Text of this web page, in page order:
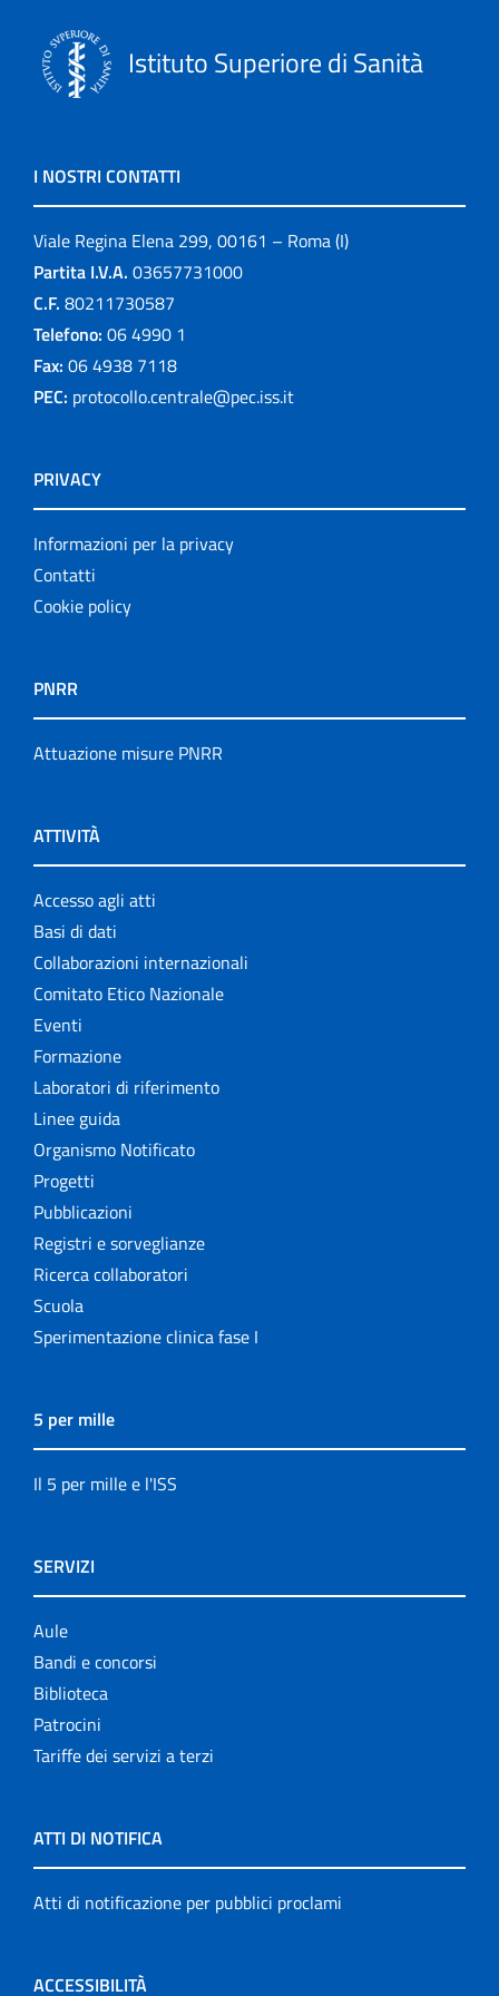
Istituto Superiore di Sanità
I NOSTRI CONTATTI
Viale Regina Elena 299, 00161 – Roma (I)
Partita I.V.A. 03657731000
C.F. 80211730587
Telefono: 06 4990 1
Fax: 06 4938 7118
PEC: protocollo.centrale@pec.iss.it
PRIVACY
Informazioni per la privacy
Contatti
Cookie policy
PNRR
Attuazione misure PNRR
ATTIVITÀ
Accesso agli atti
Basi di dati
Collaborazioni internazionali
Comitato Etico Nazionale
Eventi
Formazione
Laboratori di riferimento
Linee guida
Organismo Notificato
Progetti
Pubblicazioni
Registri e sorveglianze
Ricerca collaboratori
Scuola
Sperimentazione clinica fase I
5 per mille
Il 5 per mille e l'ISS
SERVIZI
Aule
Bandi e concorsi
Biblioteca
Patrocini
Tariffe dei servizi a terzi
ATTI DI NOTIFICA
Atti di notificazione per pubblici proclami
ACCESSIBILITÀ